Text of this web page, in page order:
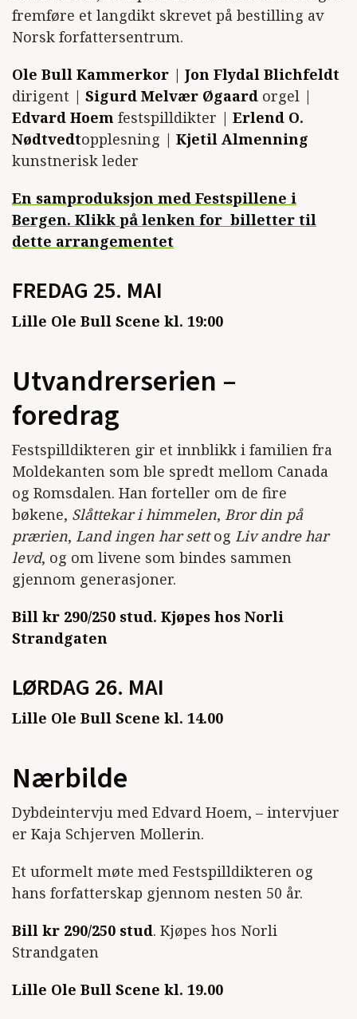
fremføre et langdikt skrevet på bestilling av
Norsk forfattersentrum.
Ole Bull Kammerkor | Jon Flydal Blichfeldt
dirigent | Sigurd Melvær Øgaard orgel |
Edvard Hoem festspilldikter | Erlend O.
Nødtvedtopplesning | Kjetil Almenning
kunstnerisk leder
En samproduksjon med Festspillene i
Bergen. Klikk på lenken for billetter til
dette arrangementet
FREDAG 25. MAI
Lille Ole Bull Scene kl. 19:00
Utvandrerserien –
foredrag
Festspilldikteren gir et innblikk i familien fra
Moldekanten som ble spredt mellom Canada
og Romsdalen. Han forteller om de fire
bøkene, Slåttekar i himmelen, Bror din på
prærien, Land ingen har settog Liv andre har
levd, og om livene som bindes sammen
gjennom generasjoner.
Bill kr 290/250 stud. Kjøpes hos Norli
Strandgaten
LØRDAG 26. MAI
Lille Ole Bull Scene kl. 14.00
Nærbilde
Dybdeintervju med Edvard Hoem, – intervjuer
er Kaja Schjerven Mollerin.
Et uformelt møte med Festspilldikteren og
hans forfatterskap gjennom nesten 50 år.
Bill kr 290/250 stud. Kjøpes hos Norli
Strandgaten
Lille Ole Bull Scene kl. 19.00